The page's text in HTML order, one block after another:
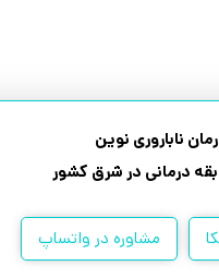
ناباروری نوین
مشاوره در واتساپ